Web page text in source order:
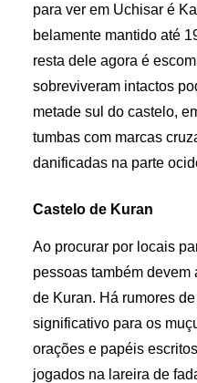
para ver em Uchisar é
belamente mantido até
resta dele agora é
sobreviveram intactos
metade sul do castelo,
tumbas com marcas
danificadas na parte
Castelo de Kuran
Ao procurar por locais
pessoas também
de Kuran. Há rumores
significativo para os
orações e papéis
jogados na lareira de